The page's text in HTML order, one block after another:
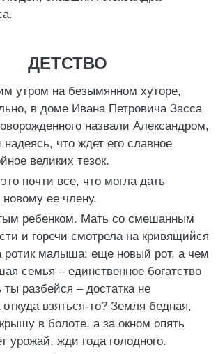
ДЕТСТВО
утром на безымянном хуторе,
в доме Ивана Петровича Засса
назвали Александром,
что ждет его славное
великих тезок.
почти все, что могла дать
ее члену.
ребенком. Мать со смешанным
и горечи смотрела на кривящийся
ротик малыша: еще новый рот, а чем
семья – единственное богатство
разбейся – достатка не
взяться-то? Земля бедная,
в болоте, а за окном опять
урожай, жди года голодного.